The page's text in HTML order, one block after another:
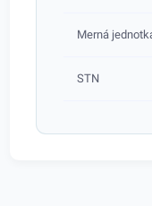
Merná
STN